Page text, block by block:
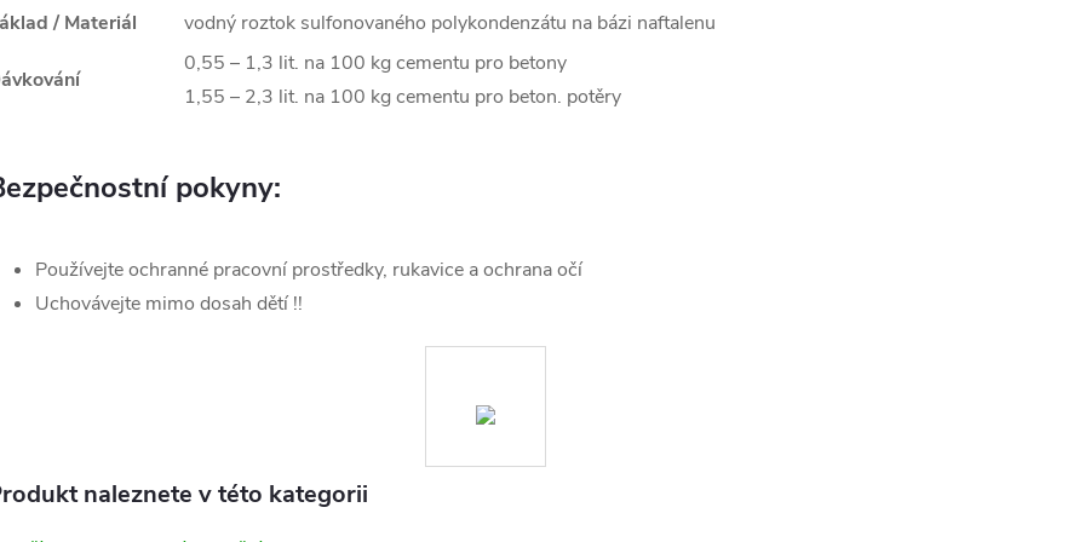
/ Materiál vodný roztok sulfonovaného polykondenzátu na bázi naftalenu
0,55 – 1,3 lit. na 100 kg cementu pro betony
1,55 – 2,3 lit. na 100 kg cementu pro beton. potěry
pokyny:
Používejte ochranné pracovní prostředky, rukavice a ochrana očí
Uchovávejte mimo dosah dětí !!
naleznete v této kategorii